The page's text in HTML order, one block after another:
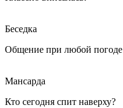
Беседка
Общение при любой погоде
Мансарда
Кто сегодня спит наверху?